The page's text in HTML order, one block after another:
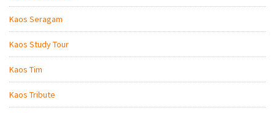
Kaos Seragam
Kaos Study Tour
Kaos Tim
Kaos Tribute